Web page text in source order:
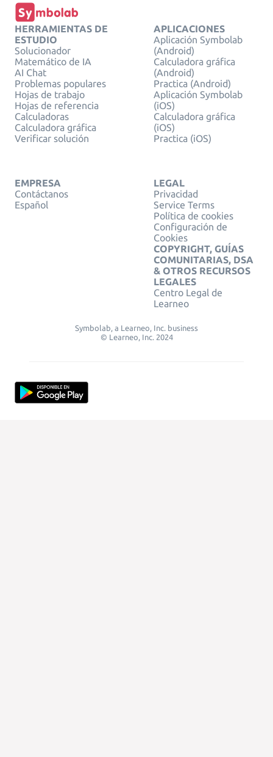
HERRAMIENTAS DE
ESTUDIO
Solucionador
Matemático de IA
AI Chat
Problemas populares
Hojas de trabajo
Hojas de referencia
Calculadoras
Calculadora gráfica
Verificar solución
APLICACIONES
Aplicación Symbolab
(Android)
Calculadora gráfica
(Android)
Practica (Android)
Aplicación Symbolab
(iOS)
Calculadora gráfica
(iOS)
Practica (iOS)
EMPRESA
Contáctanos
Español
LEGAL
Privacidad
Service Terms
Política de cookies
Configuración de
Cookies
COPYRIGHT, GUÍAS
COMUNITARIAS, DSA
& OTROS RECURSOS
LEGALES
Centro Legal de
Learneo
Symbolab, a Learneo, Inc. business
© Learneo, Inc. 2024